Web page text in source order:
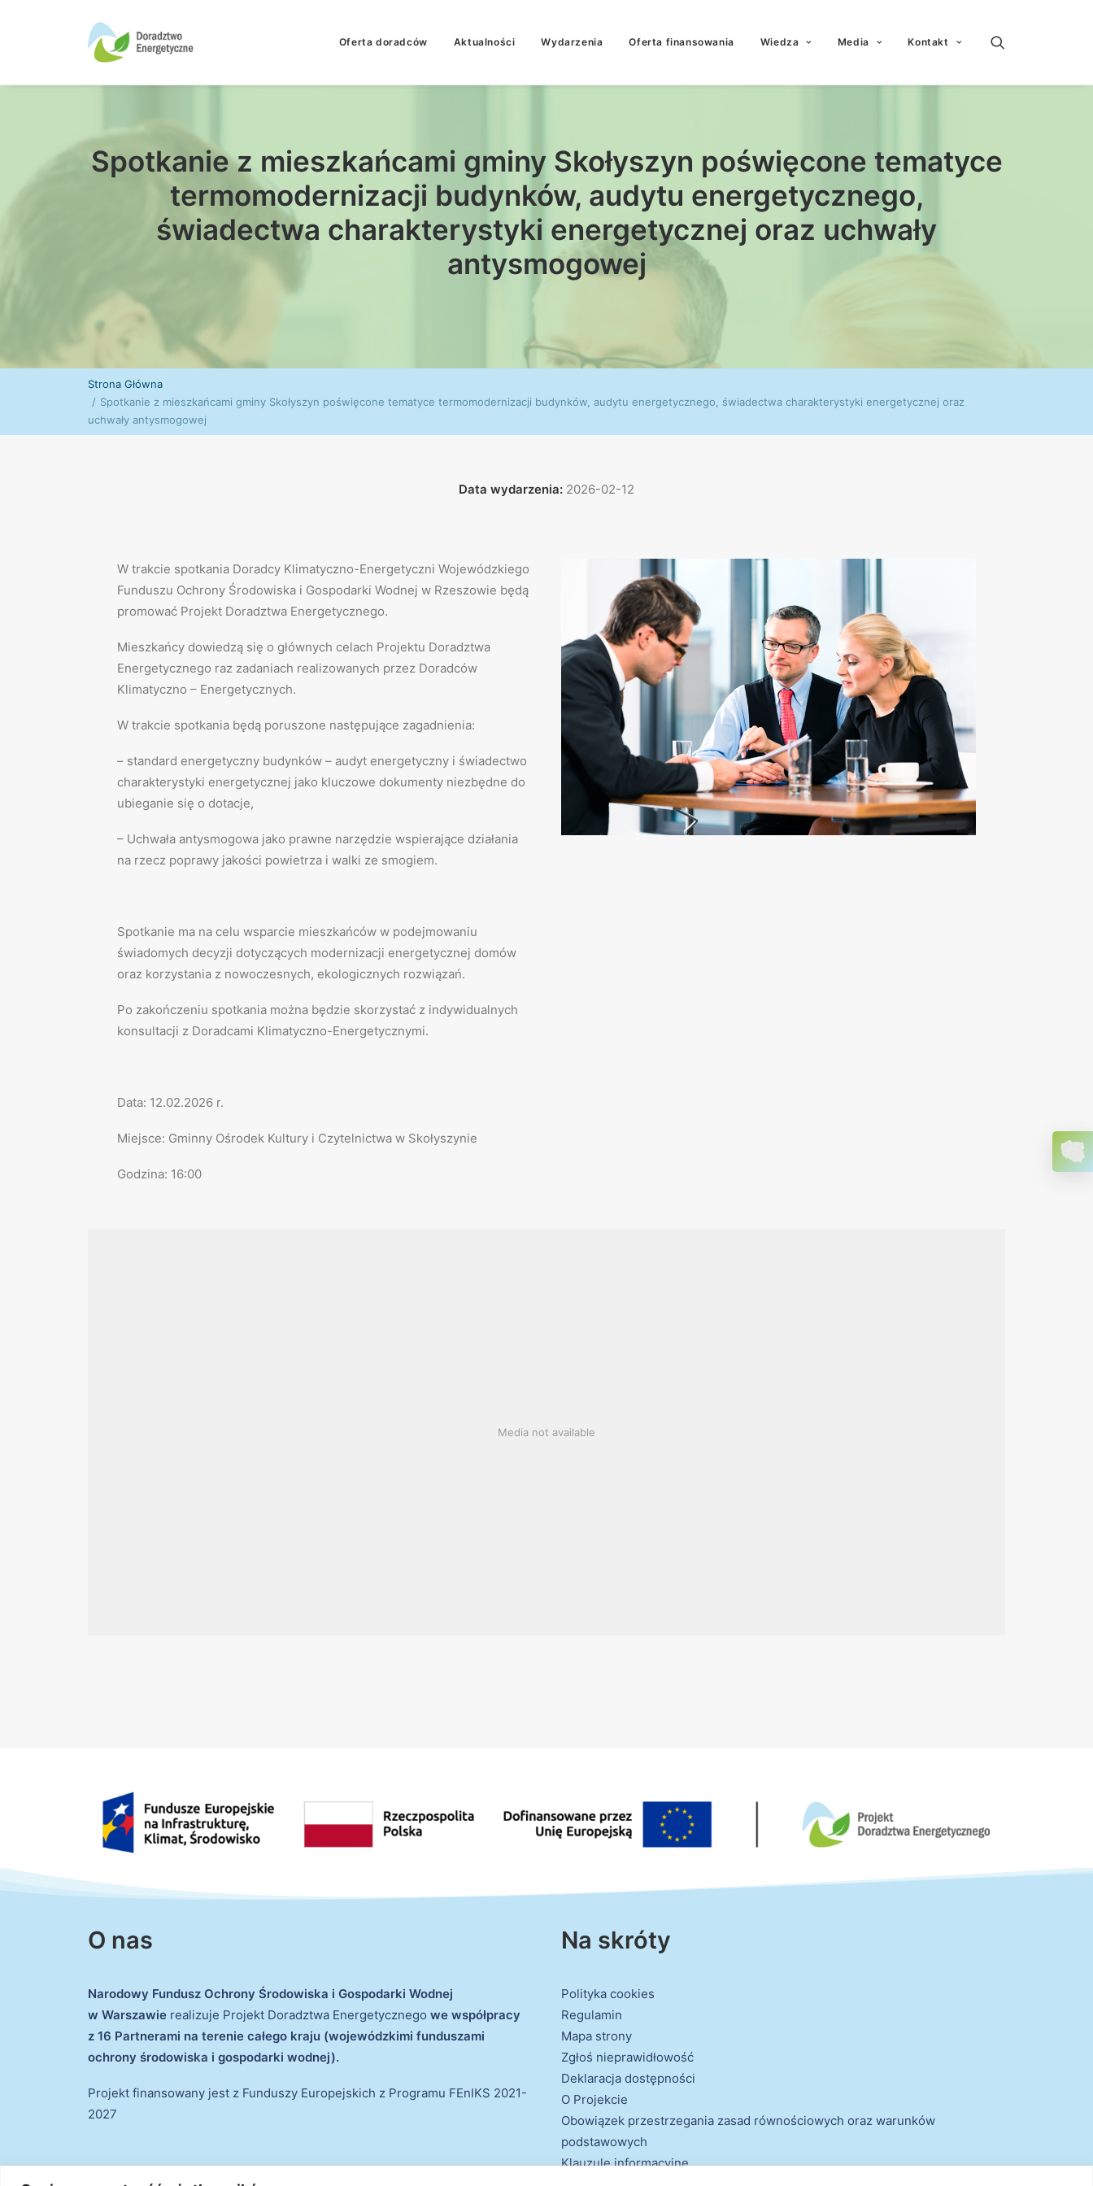
Oferta doradców Aktualności Wydarzenia Oferta finansowania Wiedza Media Kontakt
Spotkanie z mieszkańcami gminy Skołyszyn poświęcone tematyce
termomodernizacji budynków, audytu energetycznego,
świadectwa charakterystyki energetycznej oraz uchwały
antysmogowej
Strona Główna
Spotkanie z mieszkańcami gminy Skołyszyn poświęcone tematyce termomodernizacji budynków, audytu energetycznego, świadectwa charakterystyki energetycznej oraz
uchwały antysmogowej
Data wydarzenia: 2026-02-12
W trakcie spotkania Doradcy Klimatyczno-Energetyczni Wojewódzkiego
Funduszu Ochrony Środowiska i Gospodarki Wodnej w Rzeszowie będą
promować Projekt Doradztwa Energetycznego.
Mieszkańcy dowiedzą się o głównych celach Projektu Doradztwa
Energetycznego raz zadaniach realizowanych przez Doradców
Klimatyczno – Energetycznych.
W trakcie spotkania będą poruszone następujące zagadnienia:
– standard energetyczny budynków – audyt energetyczny i świadectwo
charakterystyki energetycznej jako kluczowe dokumenty niezbędne do
ubieganie się o dotacje,
– Uchwała antysmogowa jako prawne narzędzie wspierające działania
na rzecz poprawy jakości powietrza i walki ze smogiem.
Spotkanie ma na celu wsparcie mieszkańców w podejmowaniu
świadomych decyzji dotyczących modernizacji energetycznej domów
oraz korzystania z nowoczesnych, ekologicznych rozwiązań.
Po zakończeniu spotkania można będzie skorzystać z indywidualnych
konsultacji z Doradcami Klimatyczno-Energetycznymi.
Data: 12.02.2026 r.
Miejsce: Gminny Ośrodek Kultury i Czytelnictwa w Skołyszynie
Godzina: 16:00
Media not available
O nas
Narodowy Fundusz Ochrony Środowiska i Gospodarki Wodnej
w Warszawie realizuje Projekt Doradztwa Energetycznego we współpracy
z 16 Partnerami na terenie całego kraju (wojewódzkimi funduszami
ochrony środowiska i gospodarki wodnej).
Projekt finansowany jest z Funduszy Europejskich z Programu FEnIKS 2021-
2027
Na skróty
Polityka cookies
Regulamin
Mapa strony
Zgłoś nieprawidłowość
Deklaracja dostępności
O Projekcie
Obowiązek przestrzegania zasad równościowych oraz warunków
podstawowych
Klauzule informacyjne